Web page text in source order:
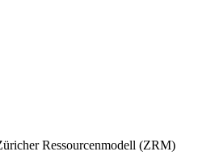
Ressourcenmodell (ZRM)